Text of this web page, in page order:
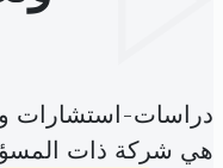
دراسات-استشارات
هي شركة ذات